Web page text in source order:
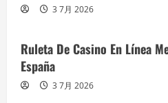
3 7月 2026
Ruleta De Casino En Línea
España
3 7月 2026